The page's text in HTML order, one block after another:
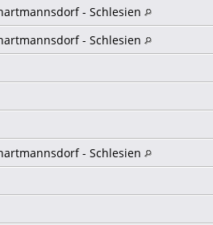
- Schlesien
- Schlesien
- Schlesien